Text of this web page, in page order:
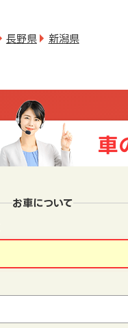
長野県 新潟県
車
お車について